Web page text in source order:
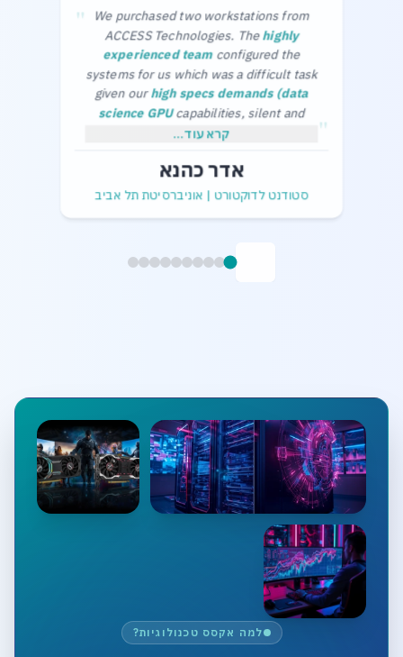
" We purchased two workstations from
ACCESS Technologies. Thehighly
experienced teamconfigured the
systems for us which was a difficult task
given ourhigh specs demands (data
science GPUcapabilities, silent and
cool in the office) and limited budget.
without any problems.
Thanks a lot,
" קרא עוד...
אדר כהנא
סטודנט לדוקטורט | אוניברסיטת תל אביב
למה אקסס טכנולוגיות?